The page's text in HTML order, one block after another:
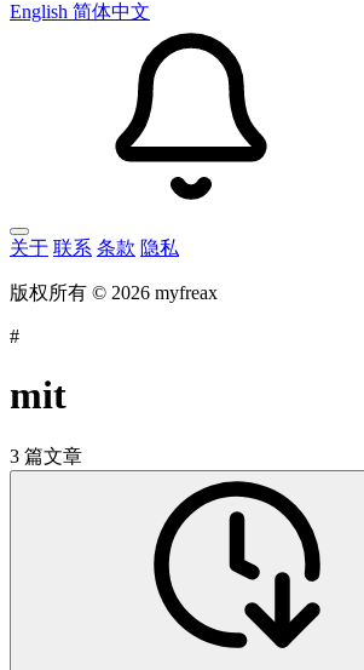
English 简体中文
关于 联系 条款 隐私
版权所有 © 2026 myfreax
#
mit
3 篇文章